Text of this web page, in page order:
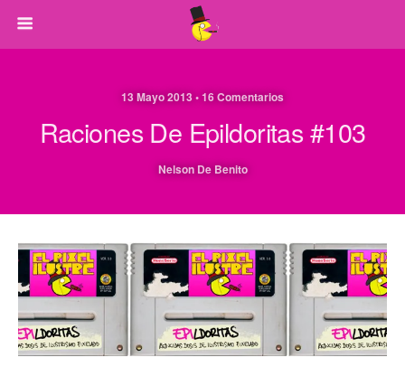
13 Mayo 2013 • 16 Comentarios
Raciones De Epildoritas #103
Nelson De Benito